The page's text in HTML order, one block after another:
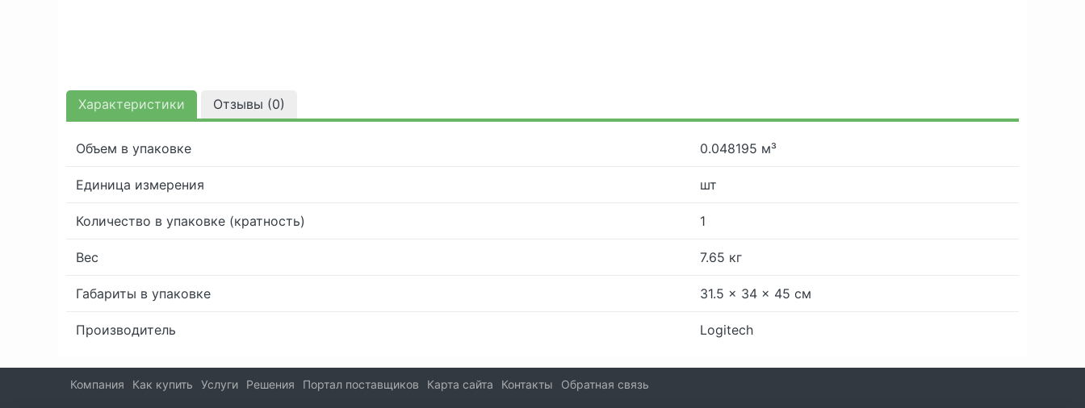
Характеристики Отзывы (0)
Объем в упаковке 0.048195 м³
Единица измерения шт
Количество в упаковке (кратность) 1
Вес 7.65 кг
Габариты в упаковке 31.5 × 34 × 45 см
Производитель Logitech
Компания Как купить Услуги Решения Портал поставщиков Карта сайта Контакты Обратная связь